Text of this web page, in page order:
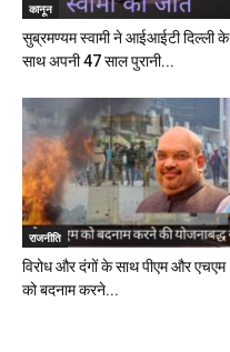
कानून
सुब्रमण्यम स्वामी ने आईआईटी दिल्ली के
साथ अपनी 47 साल पुरानी...
राजनीति
विरोध और दंगों के साथ पीएम और एचएम
को बदनाम करने...